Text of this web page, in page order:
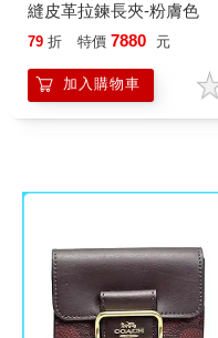
縫皮革拉鍊長夾-粉膚色
79 折 特價 7880 元
加入購物車